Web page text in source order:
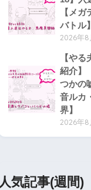
【メ
バトル】
2026年8
【や
紹介】
つかの
音ルカ
界】
2026年8
人気記事(週間)